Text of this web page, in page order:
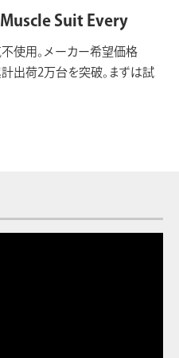
Muscle Suit Every
使用。メーカー希望価格
出荷2万台を突破。まずは試